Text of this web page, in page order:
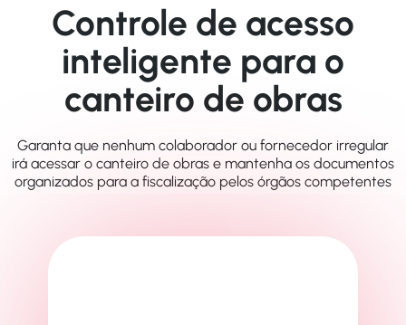
Controle de acesso
inteligente para o
canteiro de obras
Garanta que nenhum colaborador ou fornecedor irregular
irá acessar o canteiro de obras e mantenha os documentos
organizados para a fiscalização pelos órgãos competentes